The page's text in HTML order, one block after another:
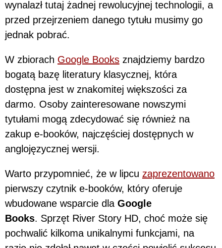
wynalazł tutaj żadnej rewolucyjnej technologii, a
przed przejrzeniem danego tytułu musimy go
jednak pobrać.
W zbiorach Google Books znajdziemy bardzo
bogatą bazę literatury klasycznej, która
dostępna jest w znakomitej większości za
darmo. Osoby zainteresowane nowszymi
tytułami mogą zdecydować się również na
zakup e-booków, najczęściej dostępnych w
anglojęzycznej wersji.
Warto przypomnieć, że w lipcu zaprezentowano
pierwszy czytnik e-booków, który oferuje
wbudowane wsparcie dla Google
Books. Sprzęt River Story HD, choć może się
pochwalić kilkoma unikalnymi funkcjami, na